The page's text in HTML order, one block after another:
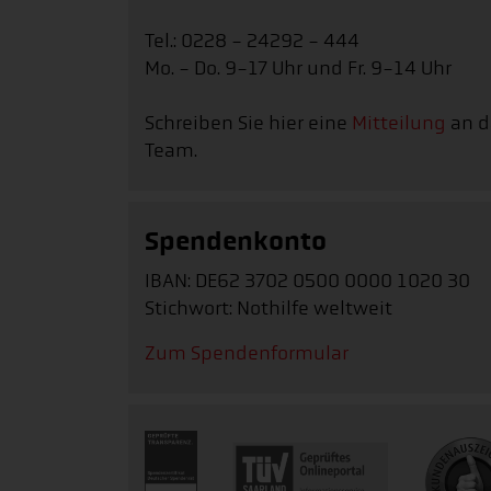
Tel.: 0228 - 24292 - 444
Mo. - Do. 9-17 Uhr und Fr. 9-14 Uhr
Schreiben Sie hier eine Mitteilung an
Team.
Spendenkonto
IBAN: DE62 3702 0500 0000 1020 30
Stichwort: Nothilfe weltweit
Zum Spendenformular